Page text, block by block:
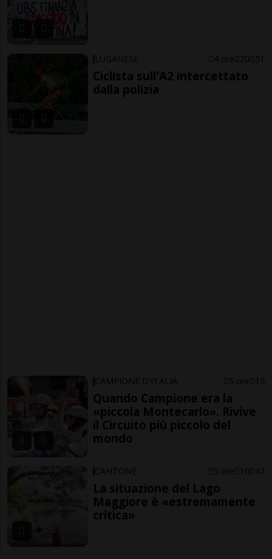
LUGANESE 4 ore 20 51
Ciclista sull'A2 intercettato
dalla polizia
CAMPIONE D'ITALIA 5 ore 15
Quando Campione era la
«piccola Montecarlo». Rivive
il Circuito più piccolo del
mondo
CANTONE 5 ore 10 47
La situazione del Lago
Maggiore è «estremamente
critica»